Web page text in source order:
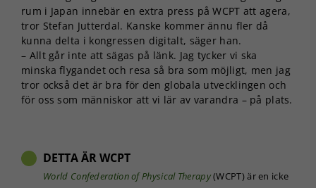
rum i Japan innebär en extra press på WCPT att agera,
tror Stefan Jutterdal. Kanske kommer ännu fler då
kunna delta i kongressen digitalt, säger han.
– Allt går inte att sägas på länk. Jag tycker vi ska
minska flygandet och resa så bra som möjligt, men jag
tror också det är bra för den globala utvecklingen och
för oss som människor att vi lär av varandra – på plats.
DETTA ÄR WCPT
World Confederation of Physical Therapy(WCPT) är en icke